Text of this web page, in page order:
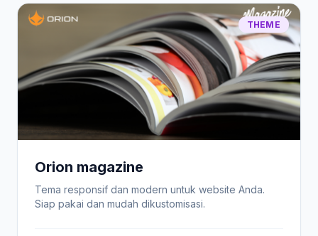
THEME
Orion magazine
Tema responsif dan modern untuk website Anda.
Siap pakai dan mudah dikustomisasi.